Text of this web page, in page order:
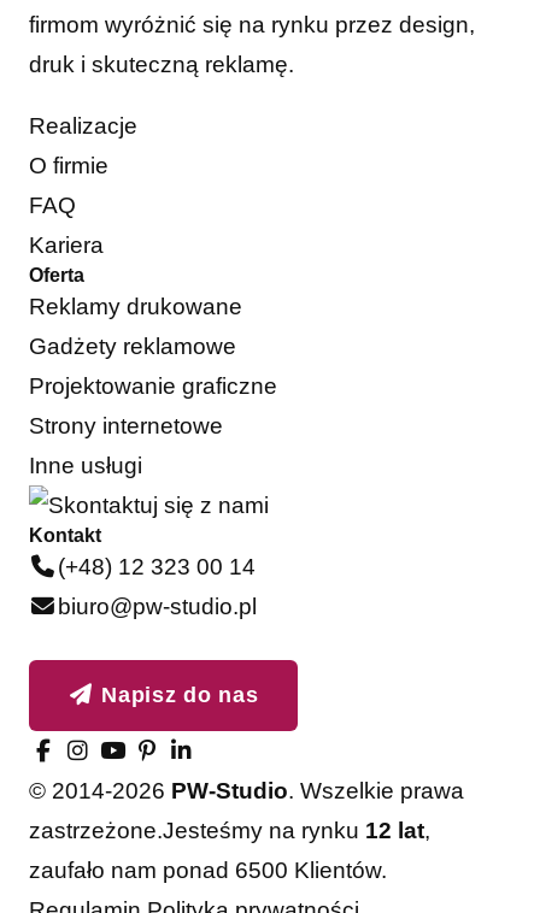
firmom wyróżnić się na rynku przez design,
druk i skuteczną reklamę.
Realizacje
O firmie
FAQ
Kariera
Oferta
Reklamy drukowane
Gadżety reklamowe
Projektowanie graficzne
Strony internetowe
Inne usługi
Kontakt
(+48) 12 323 00 14
biuro@pw-studio.pl
Napisz do nas
© 2014-2026 PW-Studio. Wszelkie prawa
zastrzeżone.Jesteśmy na rynku 12 lat,
zaufało nam ponad 6500 Klientów.
Akceptuję Odrzucam